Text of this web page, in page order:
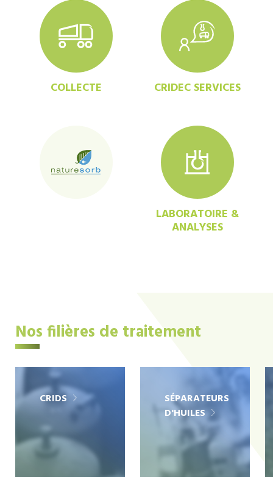
COLLECTE CRIDEC SERVICES
LABORATOIRE &
ANALYSES
Nos filières de traitement
CRIDS
SÉPARATEURS
D'HUILES